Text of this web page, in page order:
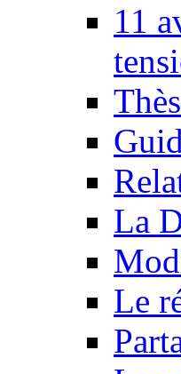
11
La
Le